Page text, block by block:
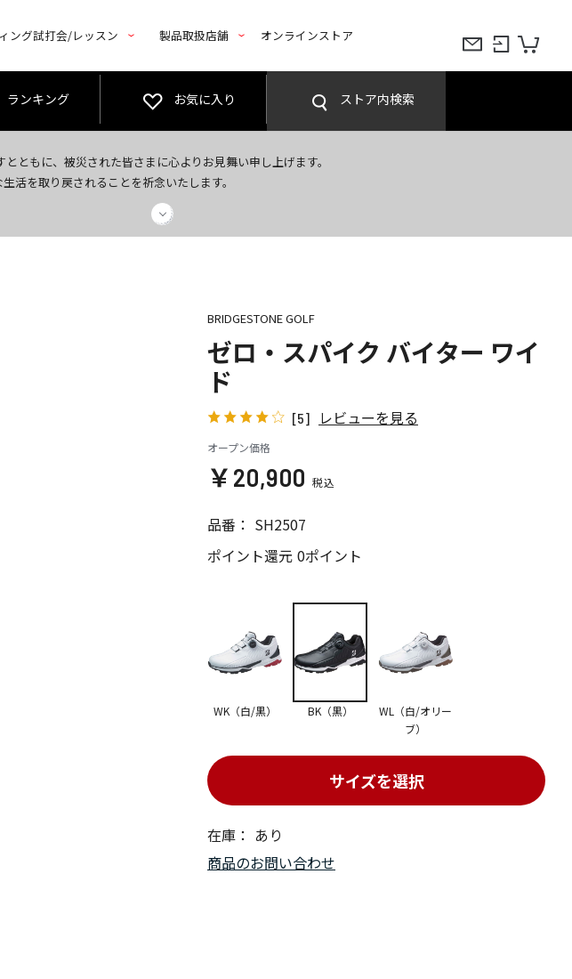
ング試打会/レッスン 製品取扱店舗 オンラインストア
ランキング お気に入り ストア内検索
ともに、被災された皆さまに心よりお見舞い申し上げます。
活を取り戻されることを祈念いたします。
クーポンプレゼント！
い合わせ＞
BRIDGESTONE GOLF
ゼロ・スパイク バイター ワイ
ド
[5] レビューを見る
オープン価格
￥20,900
品番： SH2507
ポイント還元 0ポイント
在庫： あり
サイズを選択
WK（白/黒） BK（黒）
WL（白/オリー
ブ）
商品のお問い合わせ